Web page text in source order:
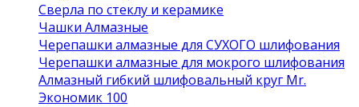
Сверла по стеклу и керамике
Чашки Алмазные
Черепашки алмазные для СУХОГО шлифования
Черепашки алмазные для мокрого шлифования
Алмазный гибкий шлифовальный круг Mr.
Экономик 100